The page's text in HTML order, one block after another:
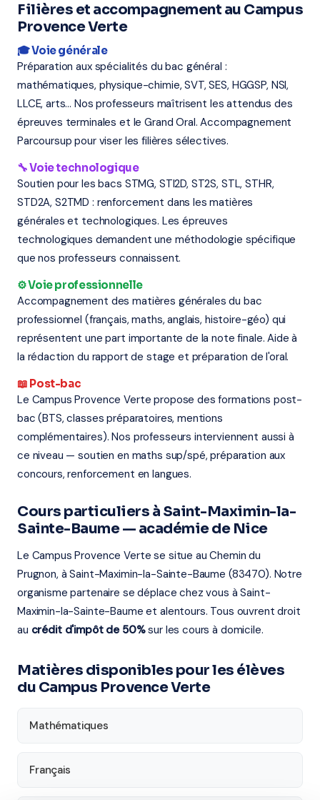
Filières et accompagnement au Campus
Provence Verte
🎓 Voie générale
Préparation aux spécialités du bac général :
mathématiques, physique-chimie, SVT, SES, HGGSP, NSI,
LLCE, arts... Nos professeurs maîtrisent les attendus des
épreuves terminales et le Grand Oral. Accompagnement
Parcoursup pour viser les filières sélectives.
🔧 Voie technologique
Soutien pour les bacs STMG, STI2D, ST2S, STL, STHR,
STD2A, S2TMD : renforcement dans les matières
générales et technologiques. Les épreuves
technologiques demandent une méthodologie spécifique
que nos professeurs connaissent.
⚙️ Voie professionnelle
Accompagnement des matières générales du bac
professionnel (français, maths, anglais, histoire-géo) qui
représentent une part importante de la note finale. Aide à
la rédaction du rapport de stage et préparation de l'oral.
📖 Post-bac
Le Campus Provence Verte propose des formations post-
bac (BTS, classes préparatoires, mentions
complémentaires). Nos professeurs interviennent aussi à
ce niveau — soutien en maths sup/spé, préparation aux
concours, renforcement en langues.
Cours particuliers à Saint-Maximin-la-
Sainte-Baume — académie de Nice
Le Campus Provence Verte se situe au Chemin du
Prugnon, à Saint-Maximin-la-Sainte-Baume (83470). Notre
organisme partenaire se déplace chez vous à Saint-
Maximin-la-Sainte-Baume et alentours. Tous ouvrent droit
au crédit d'impôt de 50%sur les cours à domicile.
Matières disponibles pour les élèves
du Campus Provence Verte
Mathématiques
Français